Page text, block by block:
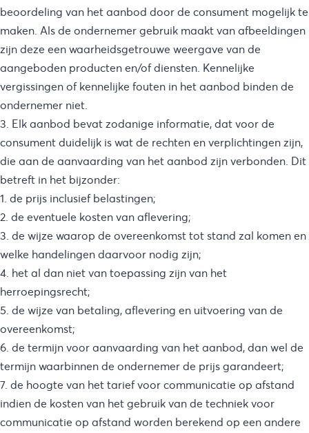
beoordeling van het aanbod door de consument mogelijk te
maken. Als de ondernemer gebruik maakt van afbeeldingen
zijn deze een waarheidsgetrouwe weergave van de
aangeboden producten en/of diensten. Kennelijke
vergissingen of kennelijke fouten in het aanbod binden de
ondernemer niet.
3. Elk aanbod bevat zodanige informatie, dat voor de
consument duidelijk is wat de rechten en verplichtingen zijn,
die aan de aanvaarding van het aanbod zijn verbonden. Dit
betreft in het bijzonder:
1. de prijs inclusief belastingen;
2. de eventuele kosten van aflevering;
3. de wijze waarop de overeenkomst tot stand zal komen en
welke handelingen daarvoor nodig zijn;
4. het al dan niet van toepassing zijn van het
herroepingsrecht;
5. de wijze van betaling, aflevering en uitvoering van de
overeenkomst;
6. de termijn voor aanvaarding van het aanbod, dan wel de
termijn waarbinnen de ondernemer de prijs garandeert;
7. de hoogte van het tarief voor communicatie op afstand
indien de kosten van het gebruik van de techniek voor
communicatie op afstand worden berekend op een andere